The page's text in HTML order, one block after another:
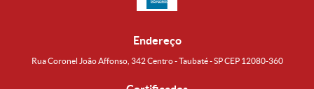
Endereço
Rua Coronel João Affonso, 342 Centro - Taubaté - SP CEP 12080-360